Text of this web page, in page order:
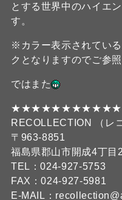
とする世界中のハイエ
す。
※カラー表示されてい
クとなりますのでご参照
ではまた
RECOLLECTION （レ
〒963-8851
福島県郡山市開成4丁目
TEL：024-927-5753
FAX：024-927-5981
E-MAIL：